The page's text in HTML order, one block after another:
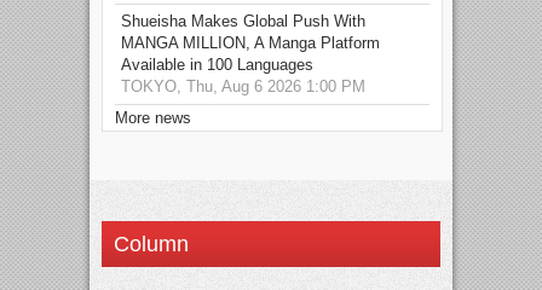
Shueisha Makes Global Push With
MANGA MILLION, A Manga Platform
Available in 100 Languages
TOKYO, Thu, Aug 6 2026 1:00 PM
More news
Column